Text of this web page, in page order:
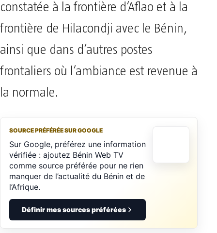
constatée à la frontière d’Aflao et à la
frontière de Hilacondji avec le Bénin,
ainsi que dans d’autres postes
frontaliers où l’ambiance est revenue à
la normale.
SOURCE PRÉFÉRÉE SUR GOOGLE
Sur Google, préférez une information
vérifiée : ajoutez Bénin Web TV
comme source préférée pour ne rien
manquer de l’actualité du Bénin et de
l’Afrique.
Définir mes sources préférées